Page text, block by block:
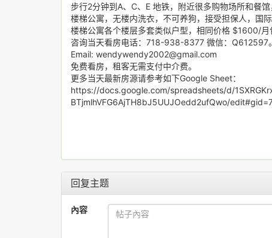
步行2分钟到A、C、E 地铁，附近很多购物场所和餐
楼梯公寓，无楼内洗衣，不可养狗，接受担保人，国际
楼梯公寓各个楼层多套类似户型，相同价格 $1600/
咨询当天看房电话：718-938-8377 微信：Q612597。
Email: wendywendy2002@gmail.com
免费看房，租客无需支付中介费。
更多当天最新房源请参考如下Google Sheet：
https://docs.google.com/spreadsheets/d/
BTjmlhVFG6AjTH8bJ5UUJOedd2ufQwo/
回复主题
內容